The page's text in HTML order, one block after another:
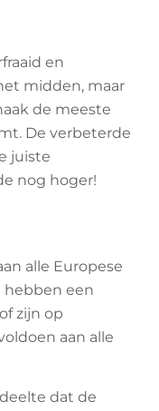
en
midden, maar
de meeste
De verbeterde
juiste
nog hoger!
alle Europese
hebben een
zijn op
aan alle
dat de